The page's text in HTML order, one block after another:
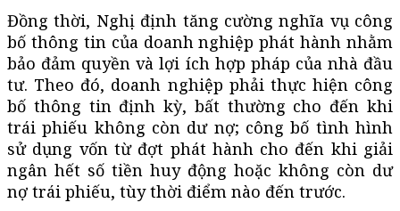
Đồng thời, Nghị định tăng cường nghĩa vụ công
bố thông tin của doanh nghiệp phát hành nhằm
bảo đảm quyền và lợi ích hợp pháp của nhà đầu
tư. Theo đó, doanh nghiệp phải thực hiện công
bố thông tin định kỳ, bất thường cho đến khi
trái phiếu không còn dư nợ; công bố tình hình
sử dụng vốn từ đợt phát hành cho đến khi giải
ngân hết số tiền huy động hoặc không còn dư
nợ trái phiếu, tùy thời điểm nào đến trước.